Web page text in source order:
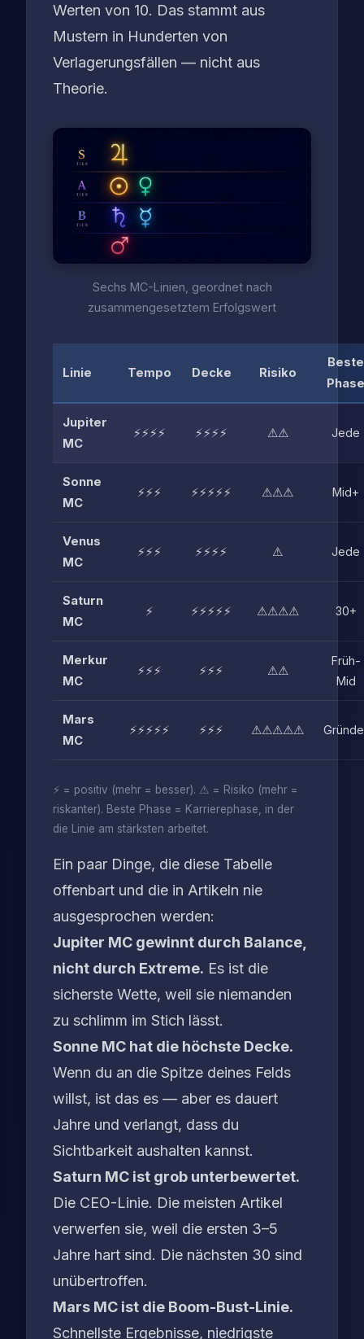
Werten von 10. Das stammt aus
Mustern in Hunderten von
Verlagerungsfällen — nicht aus
Theorie.
Sechs MC-Linien, geordnet nach
zusammengesetztem Erfolgswert
Linie Tempo Decke Risiko
Beste
Phase
Jupiter
MC
⚡⚡⚡⚡ ⚡⚡⚡⚡ ⚠⚠ Jede
Sonne
MC
⚡⚡⚡ ⚡⚡⚡⚡⚡ ⚠⚠⚠ Mid+
Venus
MC
⚡⚡⚡ ⚡⚡⚡⚡ ⚠ Jede
Saturn
MC
⚡ ⚡⚡⚡⚡⚡ ⚠⚠⚠⚠ 30+
Merkur
MC
⚡⚡⚡ ⚡⚡⚡ ⚠⚠
Früh-
Mid
Mars
MC
⚡⚡⚡⚡⚡ ⚡⚡⚡ ⚠⚠⚠⚠⚠
⚡ = positiv (mehr = besser). ⚠ = Risiko (mehr =
riskanter). Beste Phase = Karrierephase, in der
die Linie am stärksten arbeitet.
Ein paar Dinge, die diese Tabelle
offenbart und die in Artikeln nie
ausgesprochen werden:
Jupiter MC gewinnt durch Balance,
nicht durch Extreme. Es ist die
sicherste Wette, weil sie niemanden
zu schlimm im Stich lässt.
Sonne MC hat die höchste Decke.
Wenn du an die Spitze deines Felds
willst, ist das es — aber es dauert
Jahre und verlangt, dass du
Sichtbarkeit aushalten kannst.
Saturn MC ist grob unterbewertet.
Die CEO-Linie. Die meisten Artikel
verwerfen sie, weil die ersten 3–5
Jahre hart sind. Die nächsten 30 sind
unübertroffen.
Mars MC ist die Boom-Bust-Linie.
Schnellste Ergebnisse, niedrigste